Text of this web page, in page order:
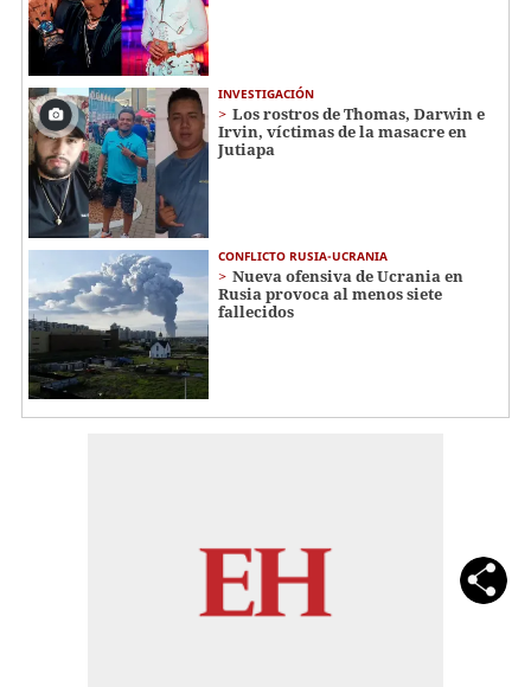
INVESTIGACIÓN
Los rostros de Thomas, Darwin e
Irvin, víctimas de la masacre en
Jutiapa
CONFLICTO RUSIA-UCRANIA
Nueva ofensiva de Ucrania en
Rusia provoca al menos siete
fallecidos